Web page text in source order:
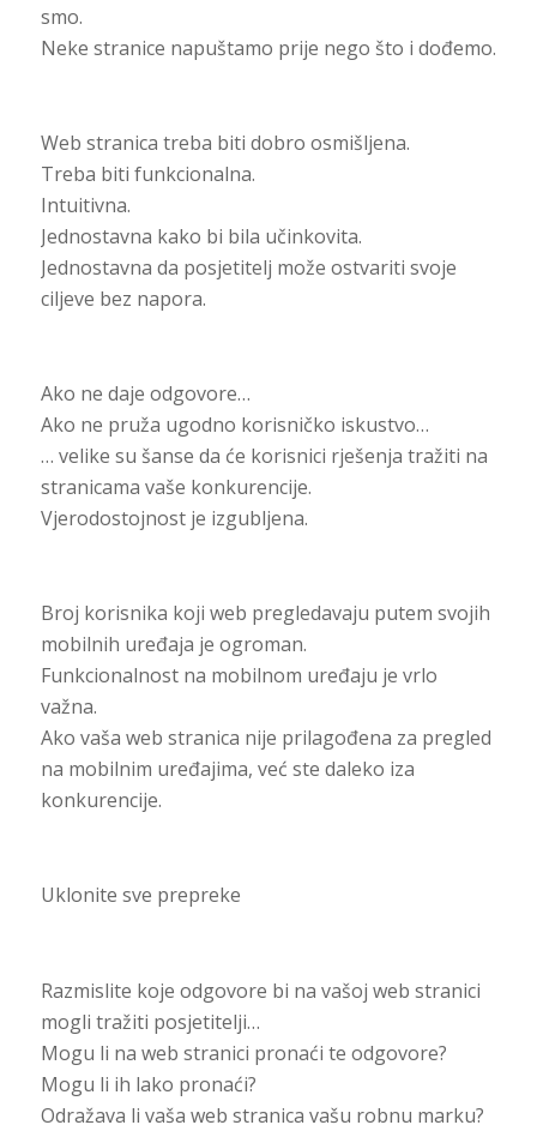
smo.
Neke stranice napuštamo prije nego što i dođemo.
Web stranica treba biti dobro osmišljena.
Treba biti funkcionalna.
Intuitivna.
Jednostavna kako bi bila učinkovita.
Jednostavna da posjetitelj može ostvariti svoje
ciljeve bez napora.
Ako ne daje odgovore…
Ako ne pruža ugodno korisničko iskustvo…
… velike su šanse da će korisnici rješenja tražiti na
stranicama vaše konkurencije.
Vjerodostojnost je izgubljena.
Broj korisnika koji web pregledavaju putem svojih
mobilnih uređaja je ogroman.
Funkcionalnost na mobilnom uređaju je vrlo
važna.
Ako vaša web stranica nije prilagođena za pregled
na mobilnim uređajima, već ste daleko iza
konkurencije.
Uklonite sve prepreke
Razmislite koje odgovore bi na vašoj web stranici
mogli tražiti posjetitelji…
Mogu li na web stranici pronaći te odgovore?
Mogu li ih lako pronaći?
Odražava li vaša web stranica vašu robnu marku?